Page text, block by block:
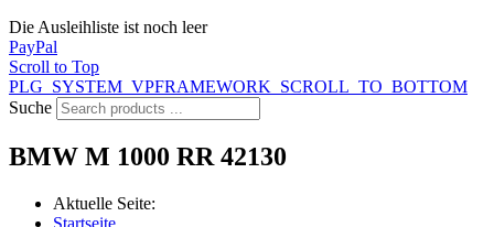
Die Ausleihliste ist noch leer
PayPal
Scroll to Top
PLG_SYSTEM_VPFRAMEWORK_SCROLL_TO_BOTTOM
Suche
BMW M 1000 RR 42130
Aktuelle Seite:
Startseite